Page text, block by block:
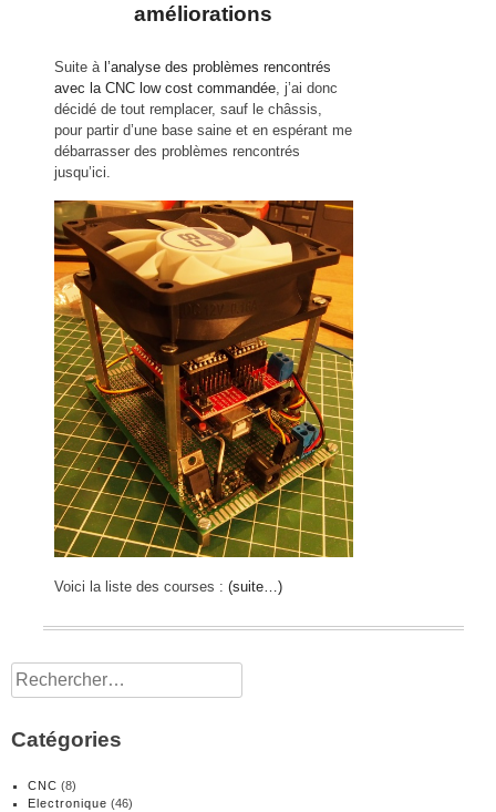
améliorations
Suite à l’analyse des problèmes rencontrés
avec la CNC low cost commandée , j’ai donc
décidé de tout remplacer, sauf le châssis,
pour partir d’une base saine et en espérant me
débarrasser des problèmes rencontrés
jusqu’ici.
Voici la liste des courses : (suite…)
Rechercher :
Catégories
CNC (8)
Electronique (46)